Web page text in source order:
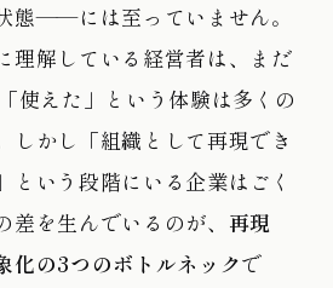
態——には至っていません。
理解している経営者は、まだ
使えた」という体験は多くの
しかし「組織として再現でき
という段階にいる企業はごく
差を生んでいるのが、 再現
化の3つのボトルネックで